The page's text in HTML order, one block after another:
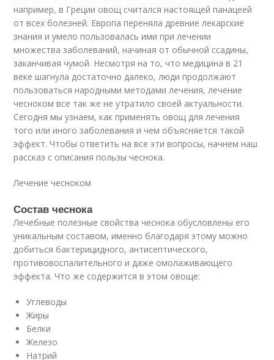
например, в Греции овощ считался настоящей панацеей
от всех болезней. Европа переняла древние лекарские
знания и умело пользовалась ими при лечении
множества заболеваний, начиная от обычной ссадины,
заканчивая чумой. Несмотря на то, что медицина в 21
веке шагнула достаточно далеко, люди продолжают
пользоваться народными методами лечения, лечение
чесноком все так же не утратило своей актуальности.
Сегодня мы узнаем, как применять овощ для лечения
того или иного заболевания и чем объясняется такой
эффект. Чтобы ответить на все эти вопросы, начнем наш
рассказ с описания пользы чеснока.
Лечение чесноком
Состав чеснока
Лечебные полезные свойства чеснока обусловлены его
уникальным составом, именно благодаря этому можно
добиться бактерицидного, антисептического,
противовоспалительного и даже омолаживающего
эффекта. Что же содержится в этом овоще:
Углеводы
Жиры
Белки
Железо
Натрий